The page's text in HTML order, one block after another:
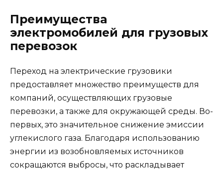
Преимущества
электромобилей для грузовых
перевозок
Переход на электрические грузовики
предоставляет множество преимуществ для
компаний, осуществляющих грузовые
перевозки, а также для окружающей среды. Во-
первых, это значительное снижение эмиссии
углекислого газа. Благодаря использованию
энергии из возобновляемых источников
сокращаются выбросы, что раскладывает